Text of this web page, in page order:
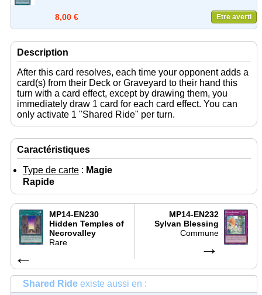
8,00 € Etre averti
Description
After this card resolves, each time your opponent adds a
card(s) from their Deck or Graveyard to their hand this
turn with a card effect, except by drawing them, you
immediately draw 1 card for each card effect. You can
only activate 1 "Shared Ride" per turn.
Caractéristiques
Type de carte : Magie
Rapide
MP14-EN230
Hidden Temples of
Necrovalley
Rare
←
MP14-EN232
Sylvan Blessing
Commune
→
Shared Ride existe aussi en :